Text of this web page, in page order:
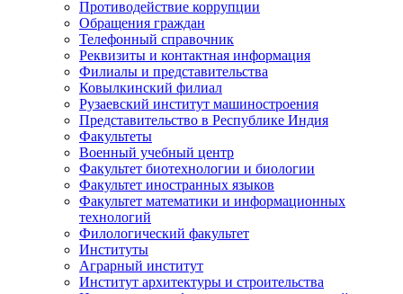
Противодействие коррупции
Обращения граждан
Телефонный справочник
Реквизиты и контактная информация
Филиалы и представительства
Ковылкинский филиал
Рузаевский институт машиностроения
Представительство в Республике Индия
Факультеты
Военный учебный центр
Факультет биотехнологии и биологии
Факультет иностранных языков
Факультет математики и информационных
технологий
Филологический факультет
Институты
Аграрный институт
Институт архитектуры и строительства